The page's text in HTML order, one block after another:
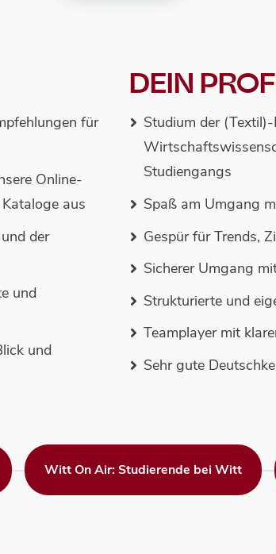
für
Online-
aus
der
und
und
DEIN
Studium der
Studiengangs
Spaß am Umgang
Gespür für Trends,
Sicherer Umgang
Strukturierte und
Teamplayer mit
Sehr gute
Witt On Air: Studierende bei Witt